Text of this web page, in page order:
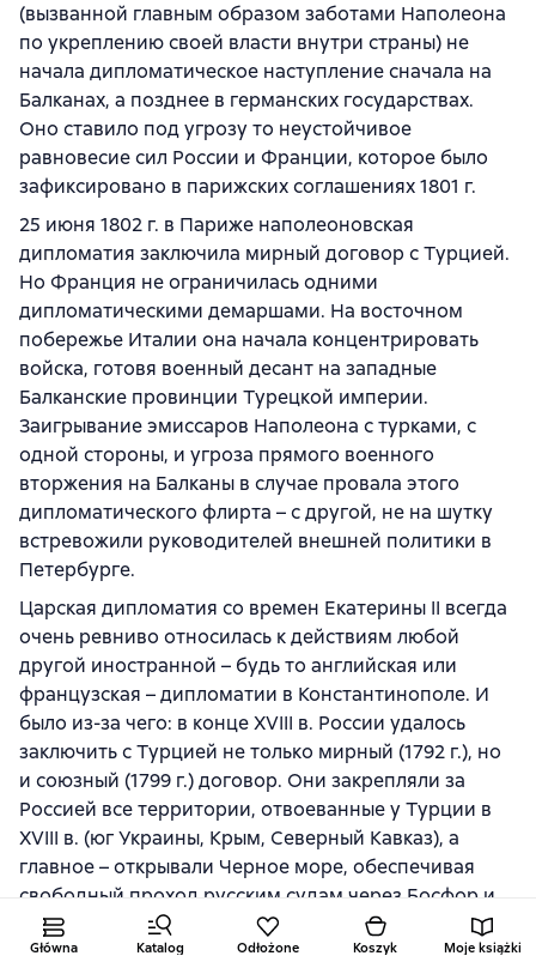
Główna Katalog Odłożone Koszyk Moje książki
(вызванной главным образом заботами Наполеона
по укреплению своей власти внутри страны) не
начала дипломатическое наступление сначала на
Балканах, а позднее в германских государствах.
Оно ставило под угрозу то неустойчивое
равновесие сил России и Франции, которое было
зафиксировано в парижских соглашениях 1801 г.
25 июня 1802 г. в Париже наполеоновская
дипломатия заключила мирный договор с Турцией.
Но Франция не ограничилась одними
дипломатическими демаршами. На восточном
побережье Италии она начала концентрировать
войска, готовя военный десант на западные
Балканские провинции Турецкой империи.
Заигрывание эмиссаров Наполеона с турками, с
одной стороны, и угроза прямого военного
вторжения на Балканы в случае провала этого
дипломатического флирта – с другой, не на шутку
встревожили руководителей внешней политики в
Петербурге.
Царская дипломатия со времен Екатерины II всегда
очень ревниво относилась к действиям любой
другой иностранной – будь то английская или
французская – дипломатии в Константинополе. И
было из-за чего: в конце XVIII в. России удалось
заключить с Турцией не только мирный (1792 г.), но
и союзный (1799 г.) договор. Они закрепляли за
Россией все территории, отвоеванные у Турции в
XVIII в. (юг Украины, Крым, Северный Кавказ), а
главное – открывали Черное море, обеспечивая
свободный проход русским судам через Босфор и
Дарданеллы. Южнорусские помещики и купцы
только-только получили, наконец, свободный выход